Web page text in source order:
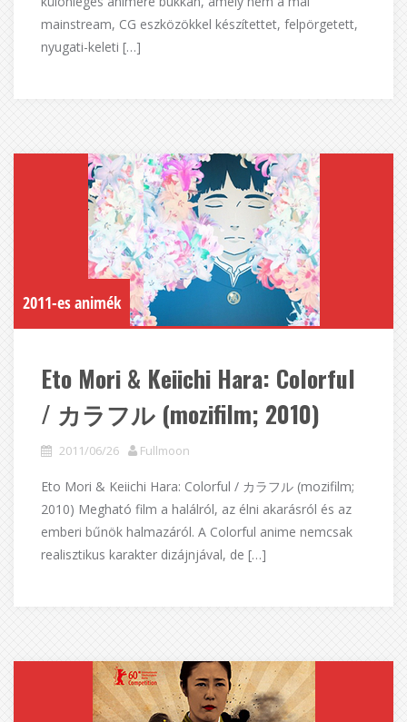
mainstream, CG eszközökkel készítettet, felpörgetett,
nyugati-keleti […]
2011-es animék
Eto Mori & Keiichi Hara: Colorful
/ カラフル (mozifilm; 2010)
2011/06/26 Fullmoon
Eto Mori & Keiichi Hara: Colorful / カラフル (mozifilm;
2010) Megható film a halálról, az élni akarásról és az
emberi bűnök halmazáról. A Colorful anime nemcsak
realisztikus karakter dizájnjával, de […]